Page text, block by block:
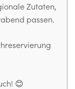
Zutaten,
passen.
😊